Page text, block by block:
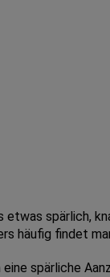
etwas
häufig findet
spärliche